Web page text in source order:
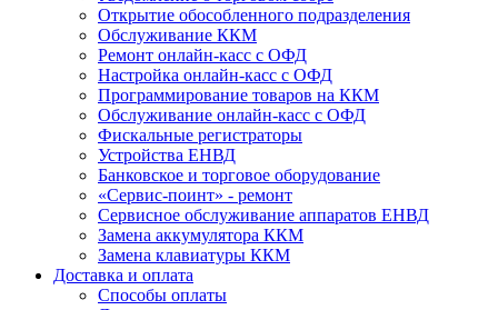
Открытие обособленного подразделения
Обслуживание ККМ
Ремонт онлайн-касс с ОФД
Настройка онлайн-касс с ОФД
Программирование товаров на ККМ
Обслуживание онлайн-касс с ОФД
Фискальные регистраторы
Устройства ЕНВД
Банковское и торговое оборудование
«Сервис-поинт» - ремонт
Сервисное обслуживание аппаратов ЕНВД
Замена аккумулятора ККМ
Замена клавиатуры ККМ
Доставка и оплата
Способы оплаты